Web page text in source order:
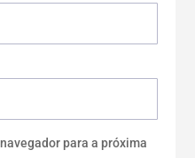
para a próxima